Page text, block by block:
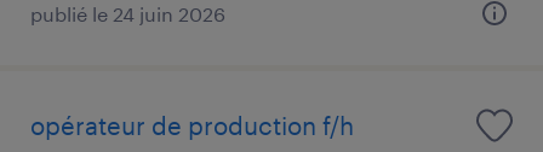
publié le 24 juin 2026
opérateur de production f/h